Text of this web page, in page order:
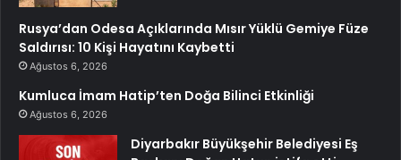
Rusya’dan Odesa Açıklarında Mısır Yüklü Gemiye Füze
Saldırısı: 10 Kişi Hayatını Kaybetti
Ağustos 6, 2026
Kumluca İmam Hatip’ten Doğa Bilinci Etkinliği
Ağustos 6, 2026
Diyarbakır Büyükşehir Belediyesi Eş